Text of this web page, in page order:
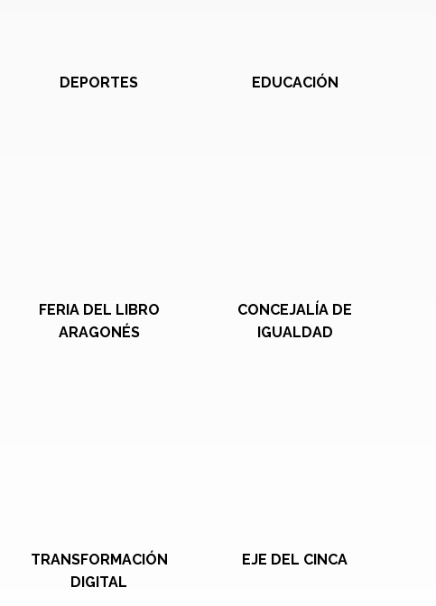
DEPORTES EDUCACIÓN
FERIA DEL LIBRO
ARAGONÉS
CONCEJALÍA DE
IGUALDAD
TRANSFORMACIÓN
DIGITAL
EJE DEL CINCA